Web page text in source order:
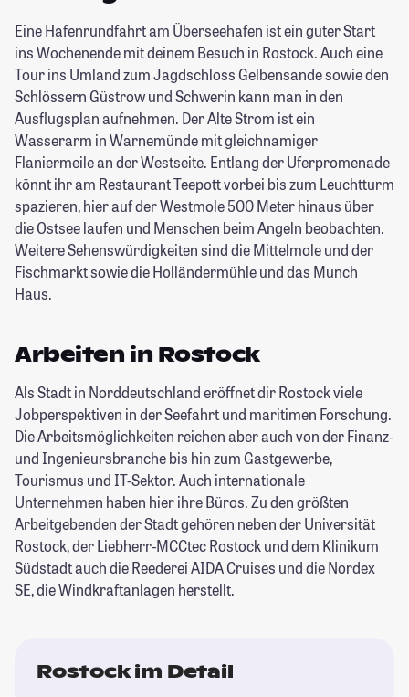
Eine Hafenrundfahrt am Überseehafen ist ein guter Start
ins Wochenende mit deinem Besuch in Rostock. Auch eine
Tour ins Umland zum Jagdschloss Gelbensande sowie den
Schlössern Güstrow und Schwerin kann man in den
Ausflugsplan aufnehmen. Der Alte Strom ist ein
Wasserarm in Warnemünde mit gleichnamiger
Flaniermeile an der Westseite. Entlang der Uferpromenade
könnt ihr am Restaurant Teepott vorbei bis zum Leuchtturm
spazieren, hier auf der Westmole 500 Meter hinaus über
die Ostsee laufen und Menschen beim Angeln beobachten.
Weitere Sehenswürdigkeiten sind die Mittelmole und der
Fischmarkt sowie die Holländermühle und das Munch
Haus.
Arbeiten in Rostock
Als Stadt in Norddeutschland eröffnet dir Rostock viele
Jobperspektiven in der Seefahrt und maritimen Forschung.
Die Arbeitsmöglichkeiten reichen aber auch von der Finanz-
und Ingenieursbranche bis hin zum Gastgewerbe,
Tourismus und IT-Sektor. Auch internationale
Unternehmen haben hier ihre Büros. Zu den größten
Arbeitgebenden der Stadt gehören neben der Universität
Rostock, der Liebherr-MCCtec Rostock und dem Klinikum
Südstadt auch die Reederei AIDA Cruises und die Nordex
SE, die Windkraftanlagen herstellt.
Rostock im Detail